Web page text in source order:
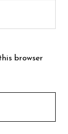
browser